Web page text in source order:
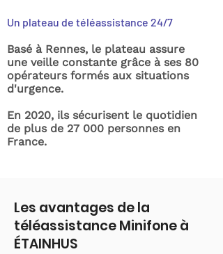
Un plateau de téléassistance 24/7
Basé à Rennes, le plateau assure
une veille constante grâce à ses 80
opérateurs formés aux situations
d'urgence.
En 2020, ils sécurisent le quotidien
de plus de 27 000 personnes en
France.
Les avantages de la
téléassistance Minifone à
ÉTAINHUS